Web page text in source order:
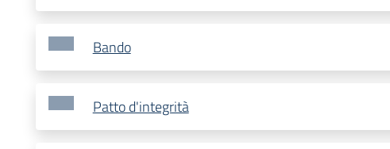
Bando
Patto d'integrità